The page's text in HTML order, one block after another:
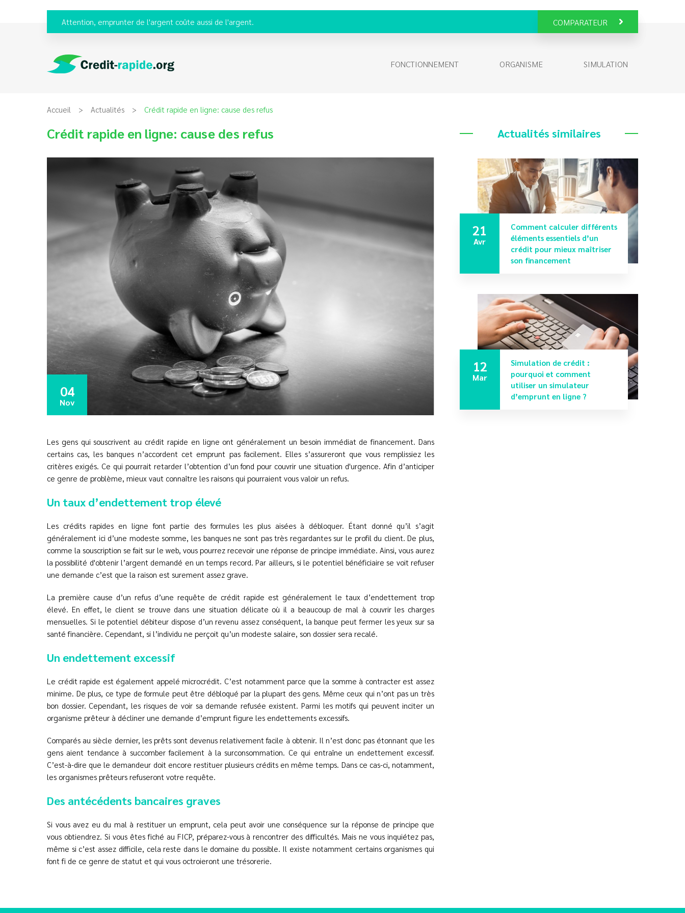
Attention, emprunter de l'argent coûte aussi de l'argent. COMPARATEUR
FONCTIONNEMENT ORGANISME SIMULATION
Accueil Actualités Crédit rapide en ligne: cause des refus
Crédit rapide en ligne: cause des refus
04
Nov
Les gens qui souscrivent au crédit rapide en ligne ont généralement un besoin immédiat de financement. Dans
certains cas, les banques n’accordent cet emprunt pas facilement. Elles s’assureront que vous remplissiez les
critères exigés. Ce qui pourrait retarder l’obtention d’un fond pour couvrir une situation d'urgence. Afin d’anticiper
ce genre de problème, mieux vaut connaître les raisons qui pourraient vous valoir un refus.
Un taux d’endettement trop élevé
Les crédits rapides en ligne font partie des formules les plus aisées à débloquer. Étant donné qu’il s’agit
généralement ici d’une modeste somme, les banques ne sont pas très regardantes sur le profil du client. De plus,
comme la souscription se fait sur le web, vous pourrez recevoir une réponse de principe immédiate. Ainsi, vous aurez
la possibilité d'obtenir l’argent demandé en un temps record. Par ailleurs, si le potentiel bénéficiaire se voit refuser
une demande c’est que la raison est surement assez grave.
La première cause d’un refus d’une requête de crédit rapide est généralement le taux d’endettement trop
élevé. En effet, le client se trouve dans une situation délicate où il a beaucoup de mal à couvrir les charges
mensuelles. Si le potentiel débiteur dispose d’un revenu assez conséquent, la banque peut fermer les yeux sur sa
santé financière. Cependant, si l’individu ne perçoit qu’un modeste salaire, son dossier sera recalé.
Un endettement excessif
Le crédit rapide est également appelé microcrédit. C’est notamment parce que la somme à contracter est assez
minime. De plus, ce type de formule peut être débloqué par la plupart des gens. Même ceux qui n’ont pas un très
bon dossier. Cependant, les risques de voir sa demande refusée existent. Parmi les motifs qui peuvent inciter un
organisme prêteur à décliner une demande d’emprunt figure les endettements excessifs.
Comparés au siècle dernier, les prêts sont devenus relativement facile à obtenir. Il n’est donc pas étonnant que les
gens aient tendance à succomber facilement à la surconsommation. Ce qui entraîne un endettement excessif.
C’est-à-dire que le demandeur doit encore restituer plusieurs crédits en même temps. Dans ce cas-ci, notamment,
les organismes prêteurs refuseront votre requête.
Des antécédents bancaires graves
Si vous avez eu du mal à restituer un emprunt, cela peut avoir une conséquence sur la réponse de principe que
vous obtiendrez. Si vous êtes fiché au FICP, préparez-vous à rencontrer des difficultés. Mais ne vous inquiétez pas,
même si c’est assez difficile, cela reste dans le domaine du possible. Il existe notamment certains organismes qui
font fi de ce genre de statut et qui vous octroieront une trésorerie.
Actualités similaires
21
Avr
Comment calculer différents
éléments essentiels d’un
crédit pour mieux maîtriser
son financement
12
Mar
Simulation de crédit :
pourquoi et comment
utiliser un simulateur
d’emprunt en ligne ?